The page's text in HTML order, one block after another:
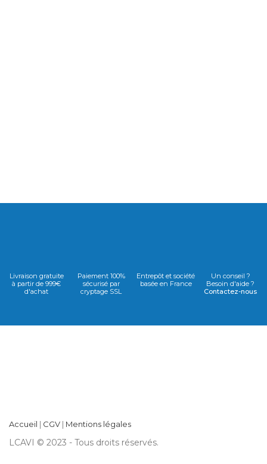
Livraison gratuite
à partir de 999€
d'achat
Paiement 100%
sécurisé par
cryptage SSL
Entrepôt et société
basée en France
Un conseil ?
Besoin d'aide ?
Contactez-nous
Accueil | CGV | Mentions légales
LCAVI © 2023 - Tous droits réservés.